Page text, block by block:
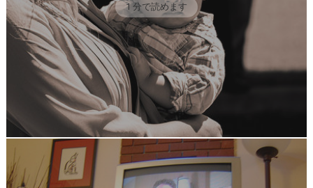
1 分で読めます